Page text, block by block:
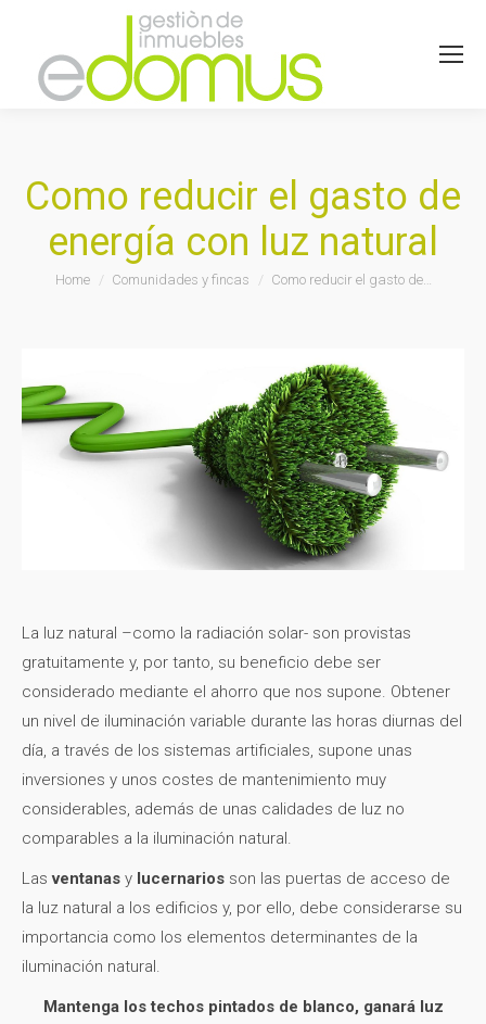
Como reducir el gasto de
energía con luz natural
You are here:
Home Comunidades y fincas Como reducir el gasto de…
La luz natural –como la radiación solar- son provistas
gratuitamente y, por tanto, su beneficio debe ser
considerado mediante el ahorro que nos supone. Obtener
un nivel de iluminación variable durante las horas diurnas del
día, a través de los sistemas artificiales, supone unas
inversiones y unos costes de mantenimiento muy
considerables, además de unas calidades de luz no
comparables a la iluminación natural.
Lasventanas y lucernarios son las puertas de acceso de
la luz natural a los edificios y, por ello, debe considerarse su
importancia como los elementos determinantes de la
iluminación natural.
Mantenga los techos pintados de blanco, ganará luz